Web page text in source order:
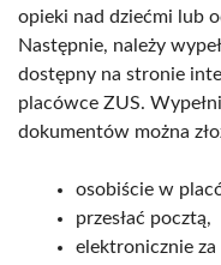
opieki nad dziećmi lub
Następnie, należy
dostępny na stronie
placówce ZUS.
dokumentów można
osobiście w
przesłać pocztą,
elektronicznie